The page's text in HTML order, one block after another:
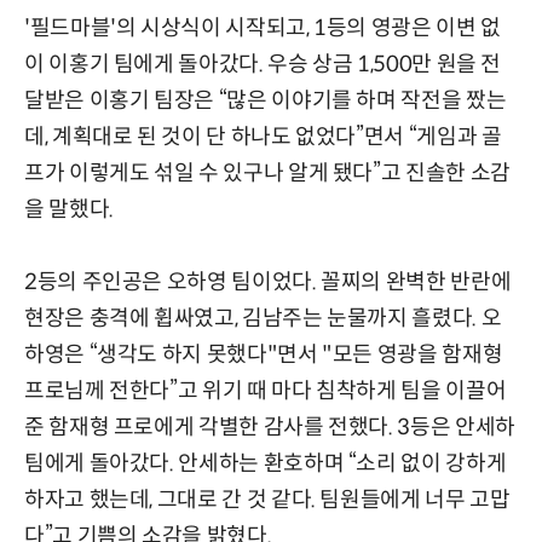
'필드마블'의 시상식이 시작되고, 1등의 영광은 이변 없
이 이홍기 팀에게 돌아갔다. 우승 상금 1,500만 원을 전
달받은 이홍기 팀장은 “많은 이야기를 하며 작전을 짰는
데, 계획대로 된 것이 단 하나도 없었다”면서 “게임과 골
프가 이렇게도 섞일 수 있구나 알게 됐다”고 진솔한 소감
을 말했다.
2등의 주인공은 오하영 팀이었다. 꼴찌의 완벽한 반란에
현장은 충격에 휩싸였고, 김남주는 눈물까지 흘렸다. 오
하영은 “생각도 하지 못했다"면서 "모든 영광을 함재형
프로님께 전한다”고 위기 때 마다 침착하게 팀을 이끌어
준 함재형 프로에게 각별한 감사를 전했다. 3등은 안세하
팀에게 돌아갔다. 안세하는 환호하며 “소리 없이 강하게
하자고 했는데, 그대로 간 것 같다. 팀원들에게 너무 고맙
다”고 기쁨의 소감을 밝혔다.